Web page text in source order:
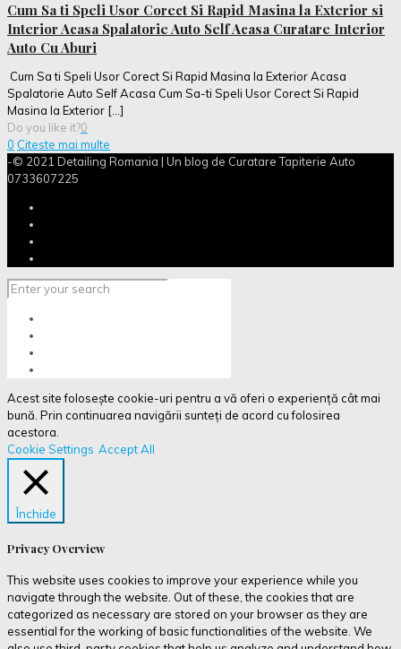
Cum Sa ti Speli Usor Corect Si Rapid Masina la Exterior si
Interior Acasa Spalatorie Auto Self Acasa Curatare Interior
Auto Cu Aburi
Cum Sa ti Speli Usor Corect Si Rapid Masina la Exterior Acasa
Spalatorie Auto Self Acasa Cum Sa-ti Speli Usor Corect Si Rapid
Masina la Exterior […]
Do you like it?0
0 Citeste mai multe
-© 2021 Detailing Romania | Un blog de Curatare Tapiterie Auto
0733607225
Acest site folosește cookie-uri pentru a vă oferi o experiență cât mai
bună. Prin continuarea navigării sunteți de acord cu folosirea
acestora.
Cookie Settings Accept All
Închide
Privacy Overview
This website uses cookies to improve your experience while you
navigate through the website. Out of these, the cookies that are
categorized as necessary are stored on your browser as they are
essential for the working of basic functionalities of the website. We